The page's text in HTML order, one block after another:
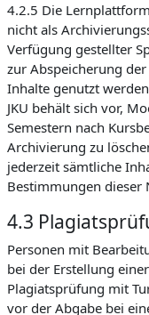
4.2.5 Die
nicht als
Verfügung gestellter
zur Abspeicherung
Inhalte genutzt
JKU behält sich vor,
Semestern nach
Archivierung zu
jederzeit sämtliche
Bestimmungen dieser
4.3
Personen mit
bei der Erstellung
Plagiatsprüfung mit
vor der Abgabe bei